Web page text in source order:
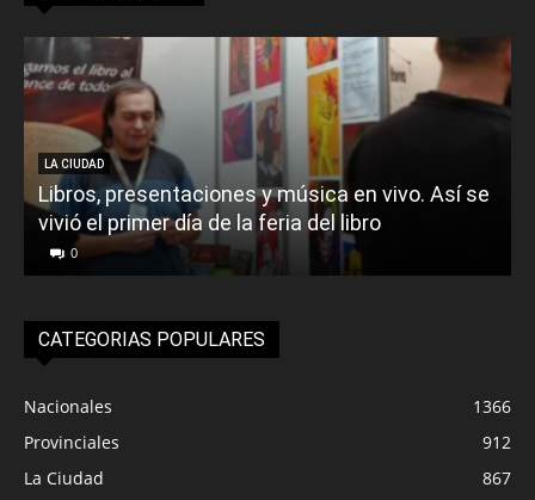
LA CIUDAD
Libros, presentaciones y música en vivo. Así se
vivió el primer día de la feria del libro
0
CATEGORIAS POPULARES
Nacionales
1366
Provinciales
912
La Ciudad
867